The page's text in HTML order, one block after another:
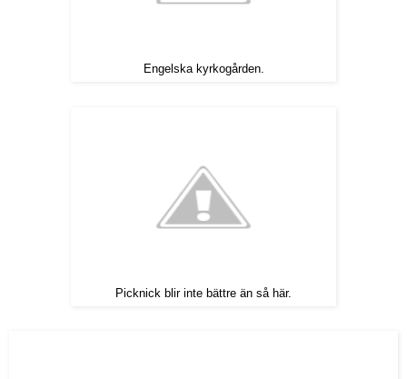
Engelska kyrkogården.
Picknick blir inte bättre än så här.